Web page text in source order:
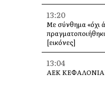
13:20
Με σύνθημα «όχι
[εικόνες]
13:04
ΑΕΚ ΚΕΦΑΛΟΝΙΑΣ